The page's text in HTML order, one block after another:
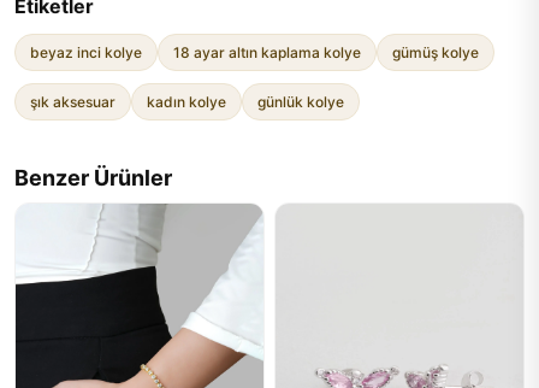
Etiketler
beyaz inci kolye 18 ayar altın kaplama kolye gümüş kolye
şık aksesuar kadın kolye günlük kolye
Benzer Ürünler